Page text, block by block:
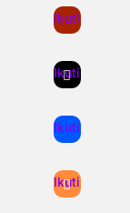
Ikuti
Ikuti
Ikuti
Ikuti